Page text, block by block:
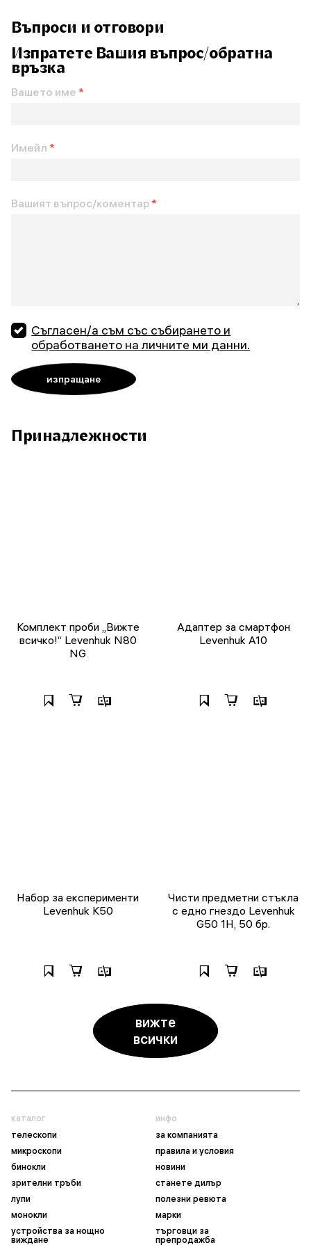
Въпроси и отговори
Изпратете Вашия въпрос/обратна
връзка
Вашето име *
Имейл *
Вашият въпрос/коментар*
Съгласен/а съм със събирането и
обработването на личните ми данни.
Принадлежности
Комплект проби „Вижте
всичко!“ Levenhuk N80
NG
Адаптер за смартфон
Levenhuk A10
Набор за експерименти
Levenhuk K50
Чисти предметни стъкла
с едно гнездо Levenhuk
G50 1H, 50 бр.
вижте
всички
каталог
телескопи
микроскопи
бинокли
зрителни тръби
лупи
монокли
устройства за нощно
виждане
инфо
за компанията
правила и условия
новини
станете дилър
полезни ревюта
марки
търговци за
препродажба